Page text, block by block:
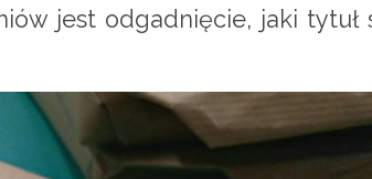
jest odgadnięcie, jaki